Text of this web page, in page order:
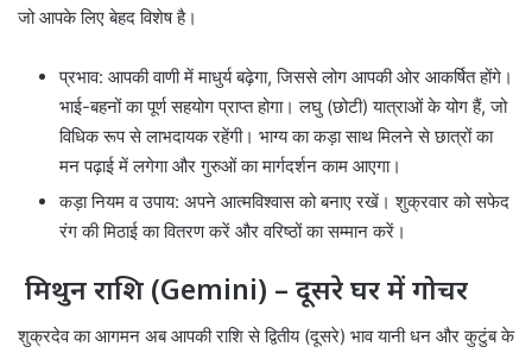
जो आपके लिए बेहद विशेष है।
प्रभाव: आपकी वाणी में माधुर्य बढ़ेगा, जिससे लोग आपकी ओर आकर्षित होंगे।
भाई-बहनों का पूर्ण सहयोग प्राप्त होगा। लघु (छोटी) यात्राओं के योग हैं, जो
विधिक रूप से लाभदायक रहेंगी। भाग्य का कड़ा साथ मिलने से छात्रों का
मन पढ़ाई में लगेगा और गुरुओं का मार्गदर्शन काम आएगा।
कड़ा नियम व उपाय: अपने आत्मविश्वास को बनाए रखें। शुक्रवार को सफेद
रंग की मिठाई का वितरण करें और वरिष्ठों का सम्मान करें।
मिथुन राशि (Gemini) – दूसरे घर में गोचर
शुक्रदेव का आगमन अब आपकी राशि से द्वितीय (दूसरे) भाव यानी धन और कुटुंब के